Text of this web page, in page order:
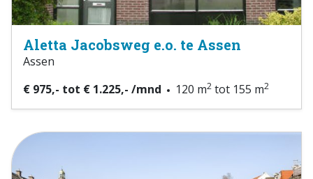
Aletta Jacobsweg e.o. te Assen
Assen
€ 975,- tot € 1.225,- /mnd
120 m2 tot 155 m2